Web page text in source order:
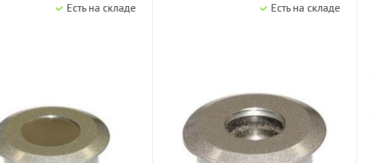
Есть на складе Есть на складе